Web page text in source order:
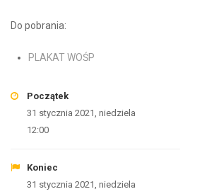
Do pobrania:
PLAKAT WOŚP
Początek
31 stycznia 2021, niedziela
12:00
Koniec
31 stycznia 2021, niedziela